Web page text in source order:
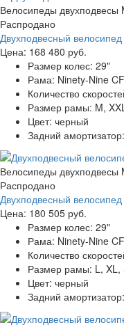
Велосипеды двухподвесы
Распродано
Двухподвесный
Цена: 168 480 руб.
Размер колес: 29"
Рама: Ninety-Nine
Количество
Размер рамы: M,
Цвет: черный
Задний амортизатор:
Велосипеды двухподвесы
Распродано
Двухподвесный
Цена: 180 505 руб.
Размер колес: 29"
Рама: Ninety-Nine
Количество
Размер рамы: L, XL,
Цвет: черный
Задний амортизатор: